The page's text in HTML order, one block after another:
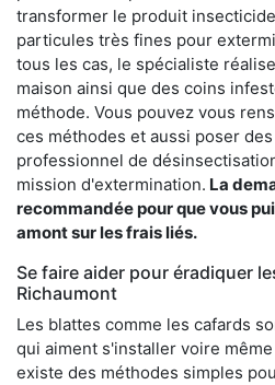
transformer le produit
particules très fines pour
tous les cas, le spécialiste
maison ainsi que des coins
méthode. Vous pouvez vous
ces méthodes et aussi poser
professionnel de
mission d'extermination. La
recommandée pour que vous
amont sur les frais liés.
Se faire aider pour éradiquer
Richaumont
Les blattes comme les cafards
qui aiment s'installer voire
existe des méthodes simples